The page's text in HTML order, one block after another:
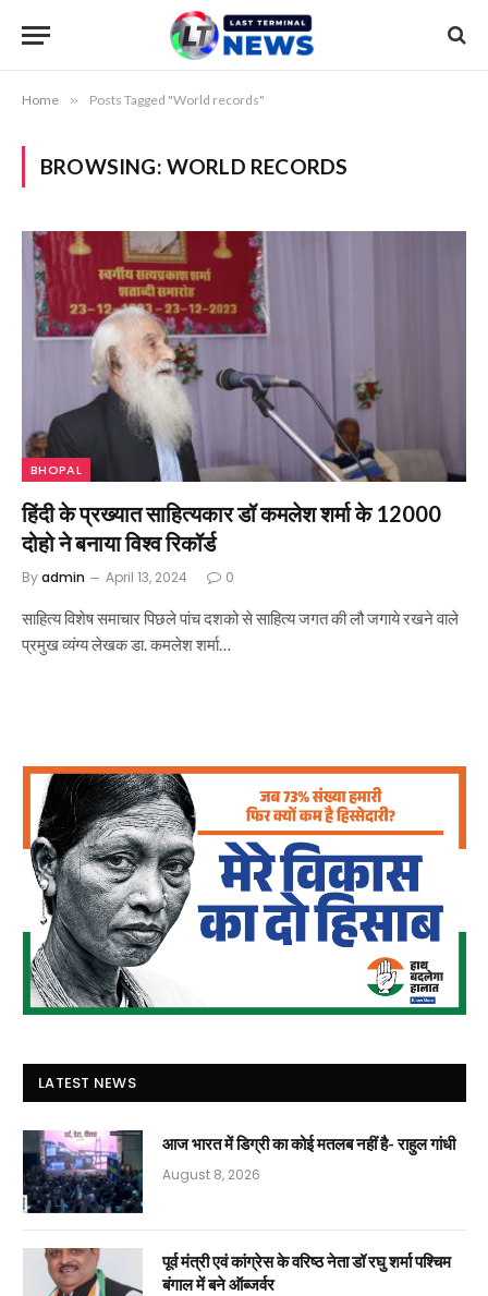
Home » Posts Tagged "World records"
BROWSING: WORLD RECORDS
BHOPAL
हिंदी के प्रख्यात साहित्यकार डॉ कमलेश शर्मा के 12000
दोहो ने बनाया विश्व रिकॉर्ड
Byadmin April 13, 2024 0
साहित्य विशेष समाचार पिछले पांच दशको से साहित्य जगत की लौ जगाये रखने वाले
प्रमुख व्यंग्य लेखक डा. कमलेश शर्मा…
LATEST NEWS
आज भारत में डिग्री का कोई मतलब नहीं है- राहुल गांधी
August 8, 2026
पूर्व मंत्री एवं कांग्रेस के वरिष्ठ नेता डॉ रघु शर्मा पश्चिम
बंगाल में बने ऑब्जर्वर